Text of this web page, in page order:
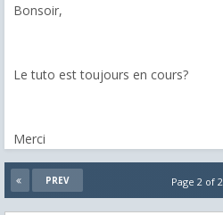
Bonsoir,
Le tuto est toujours en cours?
Merci
PREV Page 2 of 2